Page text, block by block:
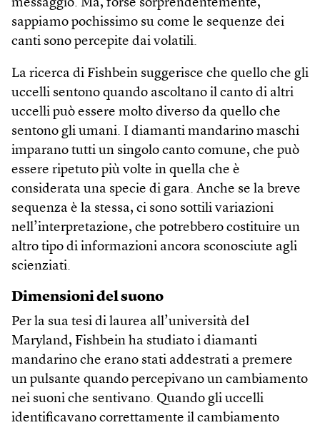
messaggio. Ma, forse sorprendentemente,
sappiamo pochissimo su come le sequenze dei
canti sono percepite dai volatili.
La ricerca di Fishbein suggerisce che quello che gli
uccelli sentono quando ascoltano il canto di altri
uccelli può essere molto diverso da quello che
sentono gli umani. I diamanti mandarino maschi
imparano tutti un singolo canto comune, che può
essere ripetuto più volte in quella che è
considerata una specie di gara. Anche se la breve
sequenza è la stessa, ci sono sottili variazioni
nell’interpretazione, che potrebbero costituire un
altro tipo di informazioni ancora sconosciute agli
scienziati.
Dimensioni del suono
Per la sua tesi di laurea all’università del
Maryland, Fishbein ha studiato i diamanti
mandarino che erano stati addestrati a premere
un pulsante quando percepivano un cambiamento
nei suoni che sentivano. Quando gli uccelli
identificavano correttamente il cambiamento